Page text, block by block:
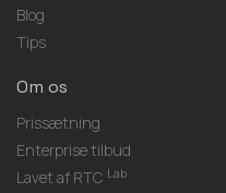
Blog
Tips
Om os
Prissætning
Enterprise tilbud
Lavet af RTC Lab